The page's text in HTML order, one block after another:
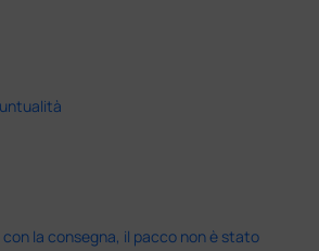
la consegna, il pacco non è stato